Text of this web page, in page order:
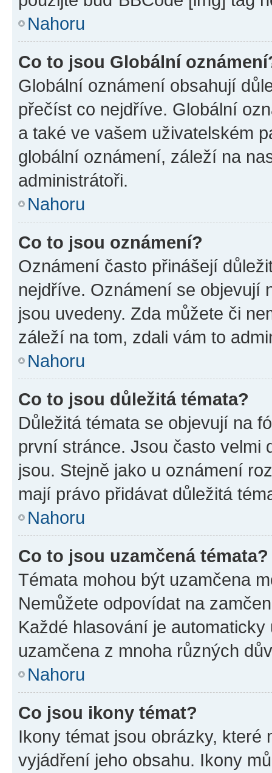
Nahoru
Co to jsou Globální
Globální oznámení obsahují
přečíst co nejdříve. Globální
a také ve vašem uživatelském
globální oznámení, záleží na
administrátoři.
Nahoru
Co to jsou oznámení?
Oznámení často přinášejí
nejdříve. Oznámení se objevují
jsou uvedeny. Zda můžete či
záleží na tom, zdali vám to
Nahoru
Co to jsou důležitá témata?
Důležitá témata se objevují na
první stránce. Jsou často velmi
jsou. Stejně jako u oznámení
mají právo přidávat důležitá
Nahoru
Co to jsou uzamčená témata?
Témata mohou být uzamčena
Nemůžete odpovídat na
Každé hlasování je
uzamčena z mnoha různých
Nahoru
Co jsou ikony témat?
Ikony témat jsou obrázky,
vyjádření jeho obsahu. Ikony